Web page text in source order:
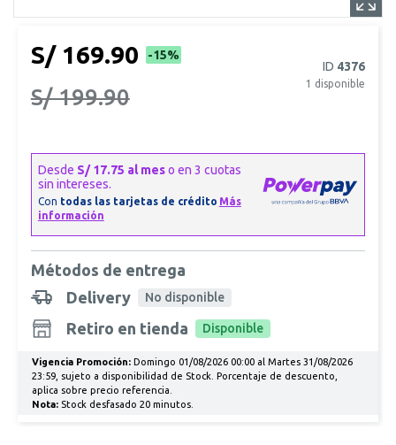
S/ 169.90 -15%
S/ 199.90
ID 4376
1 disponible
Métodos de entrega
Delivery
No disponible
Retiro en tienda Disponible
Vigencia Promoción:Domingo 01/08/2026 00:00 al Martes 31/08/2026
23:59, sujeto a disponibilidad de Stock. Porcentaje de descuento,
aplica sobre precio referencia.
Nota:Stock desfasado 20 minutos.